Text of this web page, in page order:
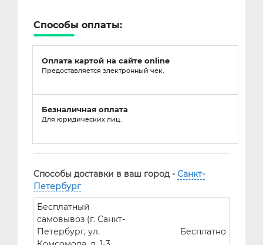
Способы оплаты:
Оплата картой на сайте online
Предоставляется электронный чек.
Безналичная оплата
Для юридических лиц.
Способы доставки в ваш город - Санкт-
Петербург
Бесплатный
самовывоз (г. Санкт-
Петербург, ул.
Бесплатно